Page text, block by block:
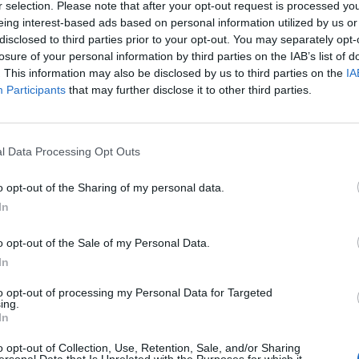
selection. Please note that after your opt-out request is processed
interest-based ads based on personal information utilized by us
to third parties prior to your opt-out. You may separately
of your personal information by third parties on the IAB’s list of
This information may also be disclosed by us to third parties on the
Participants that may further disclose it to other third parties.
Data Processing Opt Outs
opt-out of the Sharing of my personal data.
opt-out of the Sale of my Personal Data.
opt-out of processing my Personal Data for Targeted
opt-out of Collection, Use, Retention, Sale, and/or Sharing
dell'economia americana, si è
infatti al crollo dei prezzi sul mercato
Usa (per titoli a 10 anni) con la
di rendimenti più appetibili. Oggi però a
gli entusiasmi sono stati gli indicatori
ancora troppo deboli per suffragare le
una rapida crescita dell'economia
Rudy Giuliani a Come States?
Trump, Meloni e la strategia
americana